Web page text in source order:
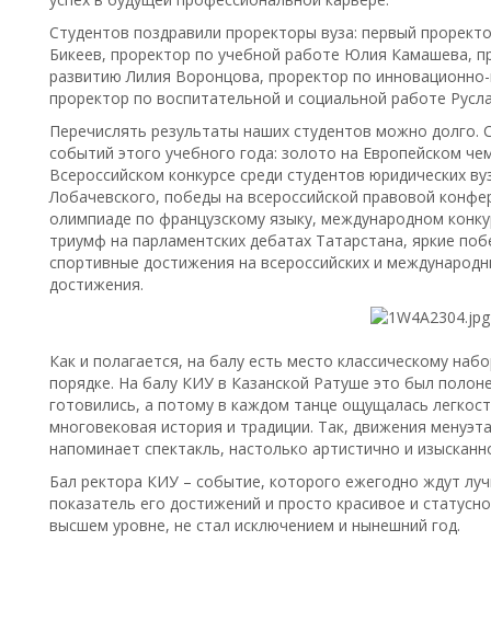
Студентов поздравили проректоры вуза: первый
Бикеев, проректор по учебной работе Юлия Камашева,
развитию Лилия Воронцова, проректор по
проректор по воспитательной и социальной работе
Перечислять результаты наших студентов можно долго.
событий этого учебного года: золото на Европейском
Всероссийском конкурсе среди студентов юридических
Лобачевского, победы на всероссийской правовой
олимпиаде по французскому языку, международном
триумф на парламентских дебатах Татарстана, яркие
спортивные достижения на всероссийских и
достижения.
Как и полагается, на балу есть место классическому
порядке. На балу КИУ в Казанской Ратуше это был
готовились, а потому в каждом танце ощущалась
многовековая история и традиции. Так, движения
напоминает спектакль, настолько артистично и
Бал ректора КИУ – событие, которого ежегодно ждут
показатель его достижений и просто красивое и
высшем уровне, не стал исключением и нынешний год.